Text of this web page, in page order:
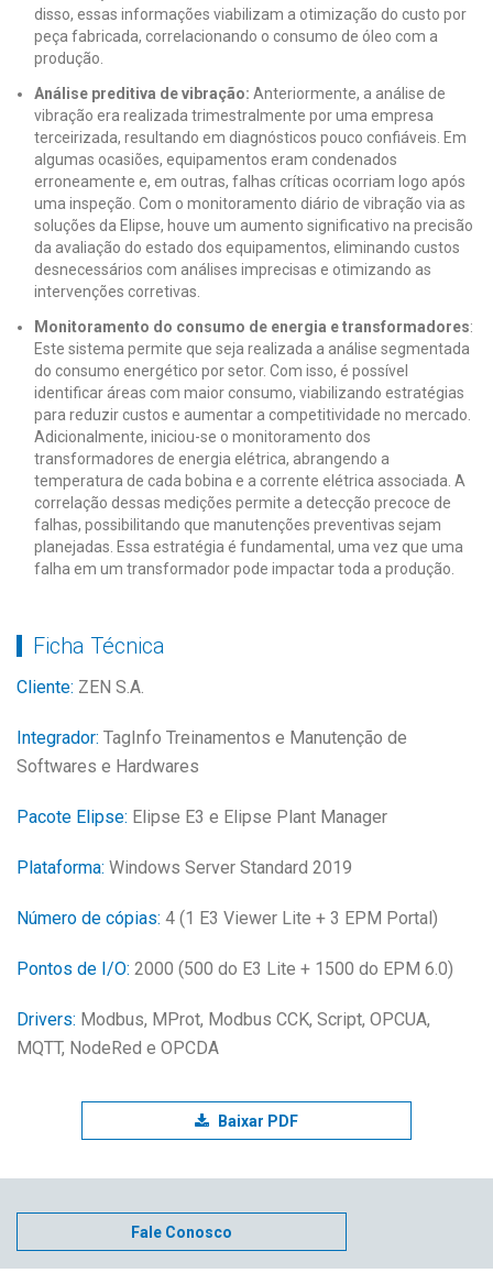
disso, essas informações viabilizam a otimização do custo por
peça fabricada, correlacionando o consumo de óleo com a
produção.
Análise preditiva de vibração: Anteriormente, a análise de
vibração era realizada trimestralmente por uma empresa
terceirizada, resultando em diagnósticos pouco confiáveis. Em
algumas ocasiões, equipamentos eram condenados
erroneamente e, em outras, falhas críticas ocorriam logo após
uma inspeção. Com o monitoramento diário de vibração via as
soluções da Elipse, houve um aumento significativo na precisão
da avaliação do estado dos equipamentos, eliminando custos
desnecessários com análises imprecisas e otimizando as
intervenções corretivas.
Monitoramento do consumo de energia e transformadores:
Este sistema permite que seja realizada a análise segmentada
do consumo energético por setor. Com isso, é possível
identificar áreas com maior consumo, viabilizando estratégias
para reduzir custos e aumentar a competitividade no mercado.
Adicionalmente, iniciou-se o monitoramento dos
transformadores de energia elétrica, abrangendo a
temperatura de cada bobina e a corrente elétrica associada. A
correlação dessas medições permite a detecção precoce de
falhas, possibilitando que manutenções preventivas sejam
planejadas. Essa estratégia é fundamental, uma vez que uma
falha em um transformador pode impactar toda a produção.
Ficha Técnica
Cliente: ZEN S.A.
Integrador: TagInfo Treinamentos e Manutenção de
Softwares e Hardwares
Pacote Elipse: Elipse E3 e Elipse Plant Manager
Plataforma: Windows Server Standard 2019
Número de cópias: 4 (1 E3 Viewer Lite + 3 EPM Portal)
Pontos de I/O: 2000 (500 do E3 Lite + 1500 do EPM 6.0)
Drivers: Modbus, MProt, Modbus CCK, Script, OPCUA,
MQTT, NodeRed e OPCDA
Baixar PDF
Fale Conosco